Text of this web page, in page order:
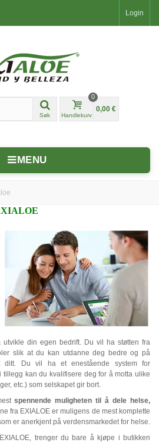
Login
Søk Handlekurv
0
0,00 €
MENU
din egen bedrift. Du vil ha støtten fra
slik at du kan utdanne deg bedre og på
ditt. Du vil ha et enestående system for
kan du kvalifisere deg for å motta ulike
etc.) som selskapet gir bort.
spennende muligheten til å dele helse,
fra EXIALOE er muligens de mest komplette
er anerkjent på verdensmarkedet for helse.
trenger du bare å kjøpe i butikken